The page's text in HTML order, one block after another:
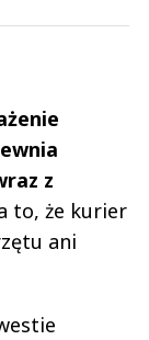
z
to, że kurier
ani